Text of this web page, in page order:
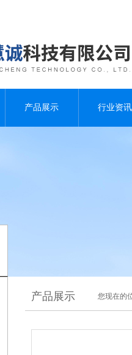
产品展示 行业资讯
产品展示 您现在的